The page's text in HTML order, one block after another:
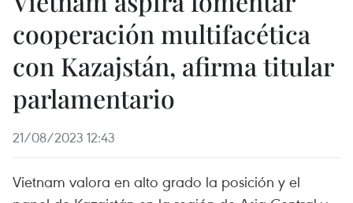
cooperación multifacética
con Kazajstán, afirma titular
parlamentario
21/08/2023 12:43
Vietnam valora en alto grado la posición y el